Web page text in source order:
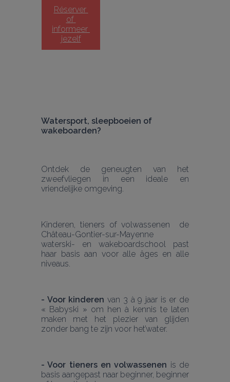
Réserver
of
informeer
jezelf
Watersport, sleepboeien of
wakeboarden?
Ontdek de geneugten van het
zweefvliegen in een ideale en
vriendelijke omgeving.
Kinderen, tieners of volwassenen  de
Château-Gontier-sur-Mayenne
waterski- en wakeboardschool past
haar basis aan voor alle âges en alle
niveaus.
- Voor kinderen van 3 à 9 jaar is er de
« Babyski » om hen à kennis te laten
maken met het plezier van glijden
zonder bang te zijn voor het’water.
- Voor tieners en volwassenen is de
basis aangepast naar beginner, beginner